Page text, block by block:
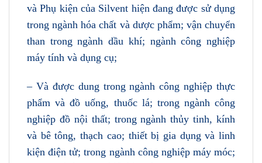
và Phụ kiện của Silvent hiện đang được sử dụng
trong ngành hóa chất và dược phẩm; vận chuyển
than trong ngành dầu khí; ngành công nghiệp
máy tính và dụng cụ;
– Và được dung trong ngành công nghiệp thực
phẩm và đồ uống, thuốc lá; trong ngành công
nghiệp đồ nội thất; trong ngành thủy tinh, kính
và bê tông, thạch cao; thiết bị gia dụng và linh
kiện điện tử; trong ngành công nghiệp máy móc;